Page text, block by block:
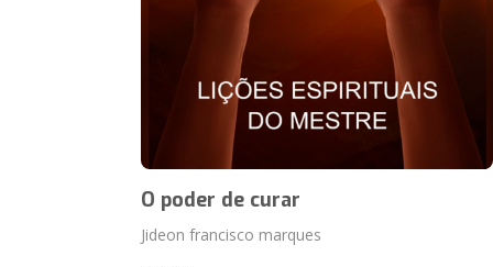
O poder de curar
Jideon francisco marques